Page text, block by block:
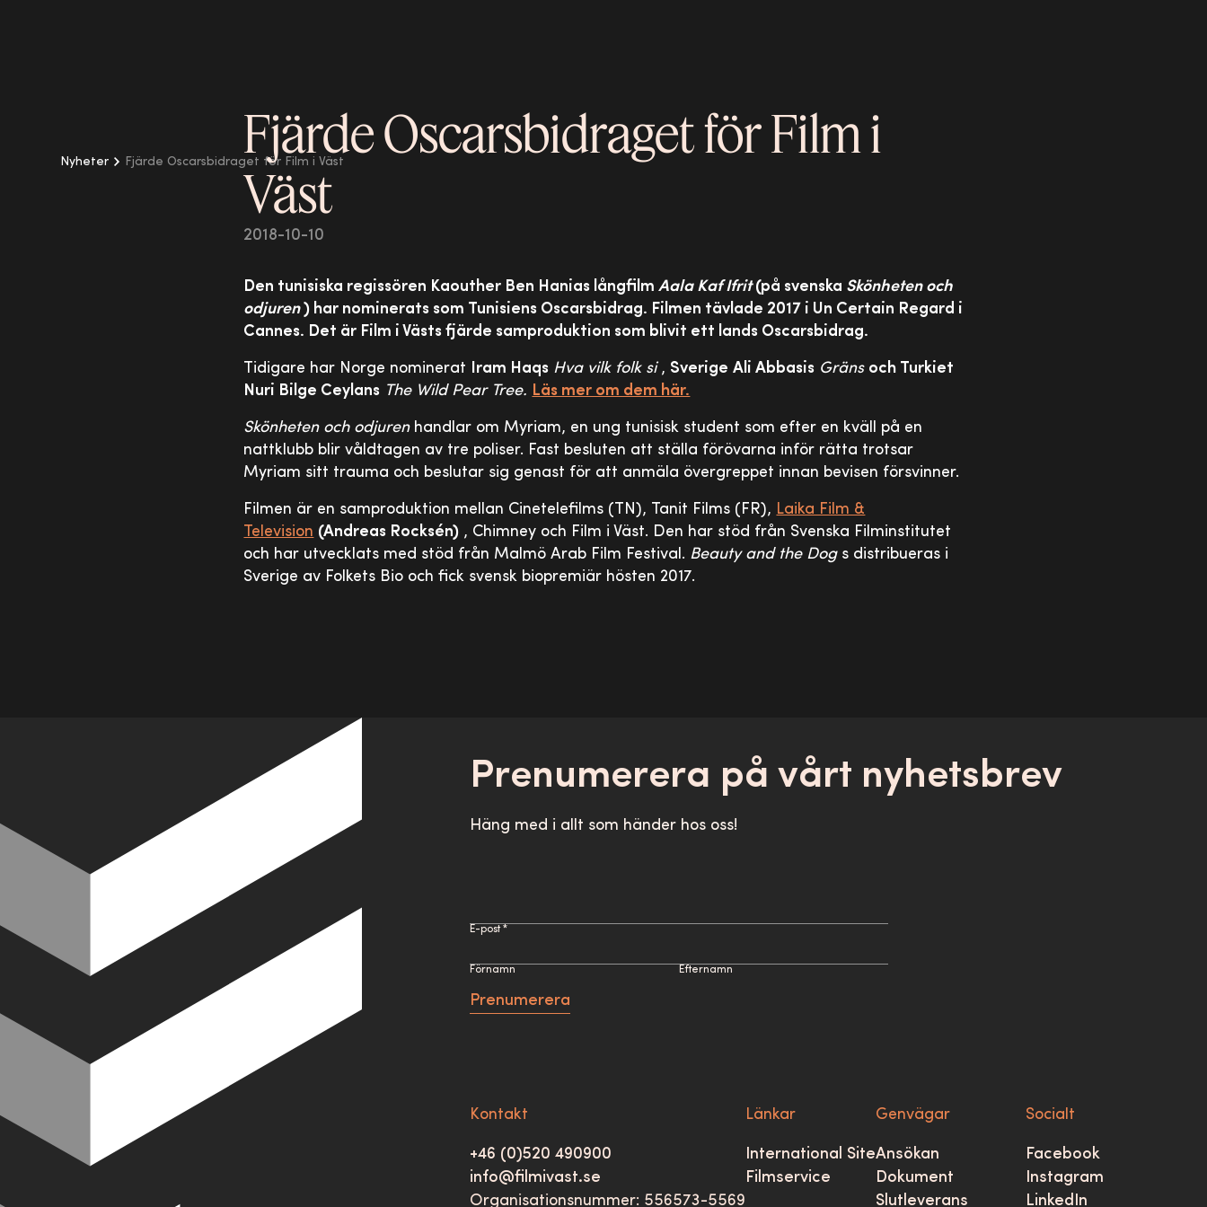
Nyheter Fjärde Oscarsbidraget för Film i VästFjärde Oscarsbidraget för Film i
Väst
2018-10-10
Den tunisiska regissören Kaouther Ben Hanias långfilmAala Kaf Ifrit(på svenska Skönheten och
odjuren) har nominerats som Tunisiens Oscarsbidrag. Filmen tävlade 2017 i Un Certain Regard i
Cannes. Det är Film i Västs fjärde samproduktion som blivit ett lands Oscarsbidrag.
Tidigare har Norge nominerat Iram Haqs Hva vilk folk si, Sverige Ali Abbasis Gräns och Turkiet
Nuri Bilge Ceylans The Wild Pear Tree. Läs mer om dem här.
Skönheten och odjurenhandlar om Myriam, en ung tunisisk student som efter en kväll på en
nattklubb blir våldtagen av tre poliser. Fast besluten att ställa förövarna inför rätta trotsar
Myriam sitt trauma och beslutar sig genast för att anmäla övergreppet innan bevisen försvinner.
Filmen är en samproduktion mellan Cinetelefilms (TN), Tanit Films (FR), Laika Film &
Television (Andreas Rocksén) , Chimney och Film i Väst. Den har stöd från Svenska Filminstitutet
och har utvecklats med stöd från Malmö Arab Film Festival. Beauty and the Dogs distribueras i
Sverige av Folkets Bio och fick svensk biopremiär hösten 2017.
Prenumerera på vårt nyhetsbrev
Häng med i allt som händer hos oss!
E-post *
Förnamn Efternamn
Prenumerera
Kontakt
+46 (0)520 490900
info@filmivast.se
Organisationsnummer: 556573-5569
Länkar
International Site
Filmservice
Genvägar
Ansökan
Dokument
Slutleverans
Socialt
Facebook
Instagram
LinkedIn